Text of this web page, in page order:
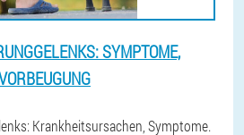
SYMPTOME,
Krankheitsursachen, Symptome.